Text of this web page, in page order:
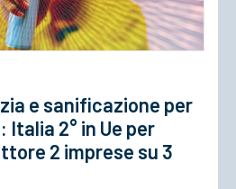
e sanificazione per
Italia 2° in Ue per
2 imprese su 3